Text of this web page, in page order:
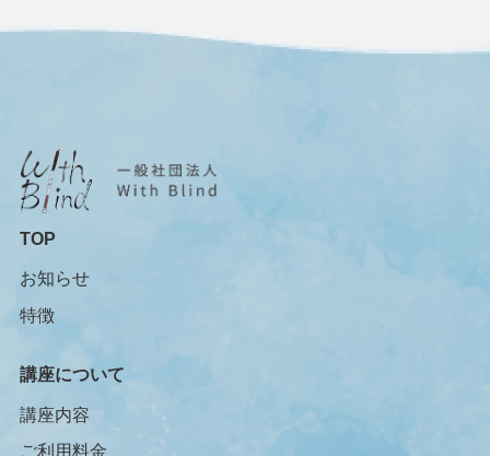
TOP
お知らせ
特徴
講座について
講座内容
ご利用料金